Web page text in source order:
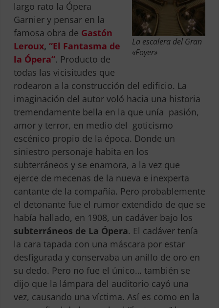
La escalera del Gran
«Foyer»
largo rato la Ópera
Garnier y pensar en la
famosa obra de Gastón
Leroux, “El Fantasma de
la Ópera”. Producto de
todas las vicisitudes que
rodearon a la construcción del edificio. La
imaginación del autor voló hacia una historia
tremendamente bella en la que unía pasión,
amor y terror, en medio del goticismo
escénico propio de la época. Donde un
siniestro personaje habita en los
subterráneos y se enamora, a la vez que
ejerce de mecenas de la nueva e inexperta
cantante de la compañía. Pero probablemente
el detonante fue el rumor extendido de que se
había hallado, en 1908, un cadáver bajo los
subterráneos de La Ópera. El cadáver tenía
la cara tapada con una máscara por estar
desfigurada y conservaba un anillo de oro en
su dedo. Pero no fue el único… también se
dijo que la lámpara del auditorio cayó una
vez, causando una víctima. Así es como en la